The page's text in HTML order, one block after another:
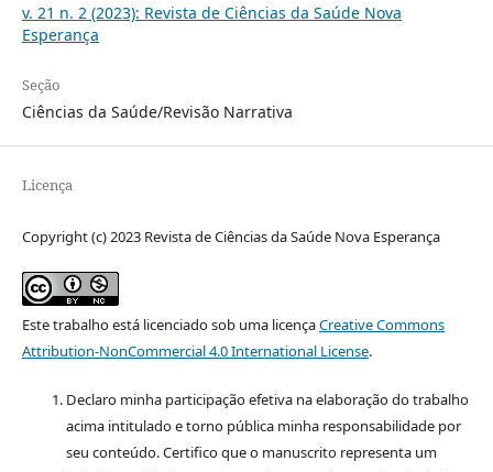
v. 21 n. 2 (2023): Revista de Ciências da Saúde Nova
Esperança
Seção
Ciências da Saúde/Revisão Narrativa
Licença
Copyright (c) 2023 Revista de Ciências da Saúde Nova Esperança
Este trabalho está licenciado sob uma licençaCreative Commons
Attribution-NonCommercial 4.0 International License.
Declaro minha participação efetiva na elaboração do trabalho
acima intitulado e torno pública minha responsabilidade por
seu conteúdo. Certifico que o manuscrito representa um